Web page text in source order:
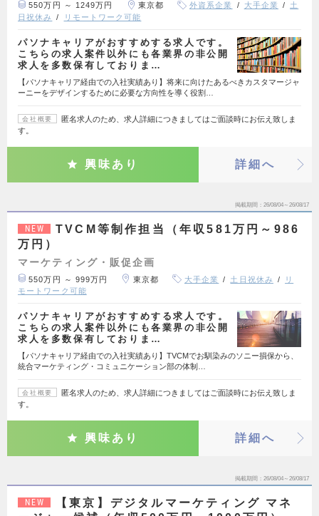
550万円 ～ 1249万円 東京都 外資系企業 大手企業
土
日祝休み
リモートワーク可能
パソナキャリアがおすすめする求人です。
こちらの求人案件以外にも各業界の非公開
求人を多数保有しておりま…
【パソナキャリア経由での入社実績あり】将来に向けたあるべきカスタマージャ
ーニーをデザインするために必要な方向性を導く役割…
会社概要
匿名求人のため、求人詳細につきましてはご面談時にお伝え致しま
す。
興味あり 詳細へ
掲載期間 26/08/04～26/08/17
NEW
TVCM等制作担当（年収581万円～986
万円）
マーケティング・販促企画
550万円 ～ 999万円 東京都 大手企業 土日祝休み
リ
モートワーク可能
パソナキャリアがおすすめする求人です。
こちらの求人案件以外にも各業界の非公開
求人を多数保有しておりま…
【パソナキャリア経由での入社実績あり】TVCMでお馴染みのソニー損保から、
統合マーケティング・コミュニケーション部の体制…
会社概要
匿名求人のため、求人詳細につきましてはご面談時にお伝え致しま
す。
興味あり 詳細へ
掲載期間 26/08/04～26/08/17
NEW
【東京】デジタルマーケティング マネ